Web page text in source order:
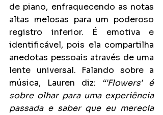
de piano, enfraquecendo as notas
altas melosas para um poderoso
registro inferior. É emotiva e
identificável, pois ela compartilha
anedotas pessoais através de uma
lente universal. Falando sobre a
música, Lauren diz: “'Flowers' é
sobre olhar para uma experiência
passada e saber que eu merecia